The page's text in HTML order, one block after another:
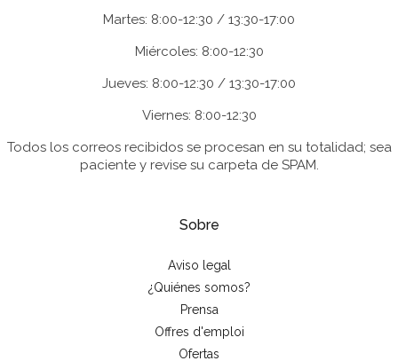
Martes: 8:00-12:30 / 13:30-17:00
Miércoles: 8:00-12:30
Jueves: 8:00-12:30 / 13:30-17:00
Viernes: 8:00-12:30
Todos los correos recibidos se procesan en su totalidad; sea
paciente y revise su carpeta de SPAM.
Sobre
Aviso legal
¿Quiénes somos?
Prensa
Offres d'emploi
Ofertas